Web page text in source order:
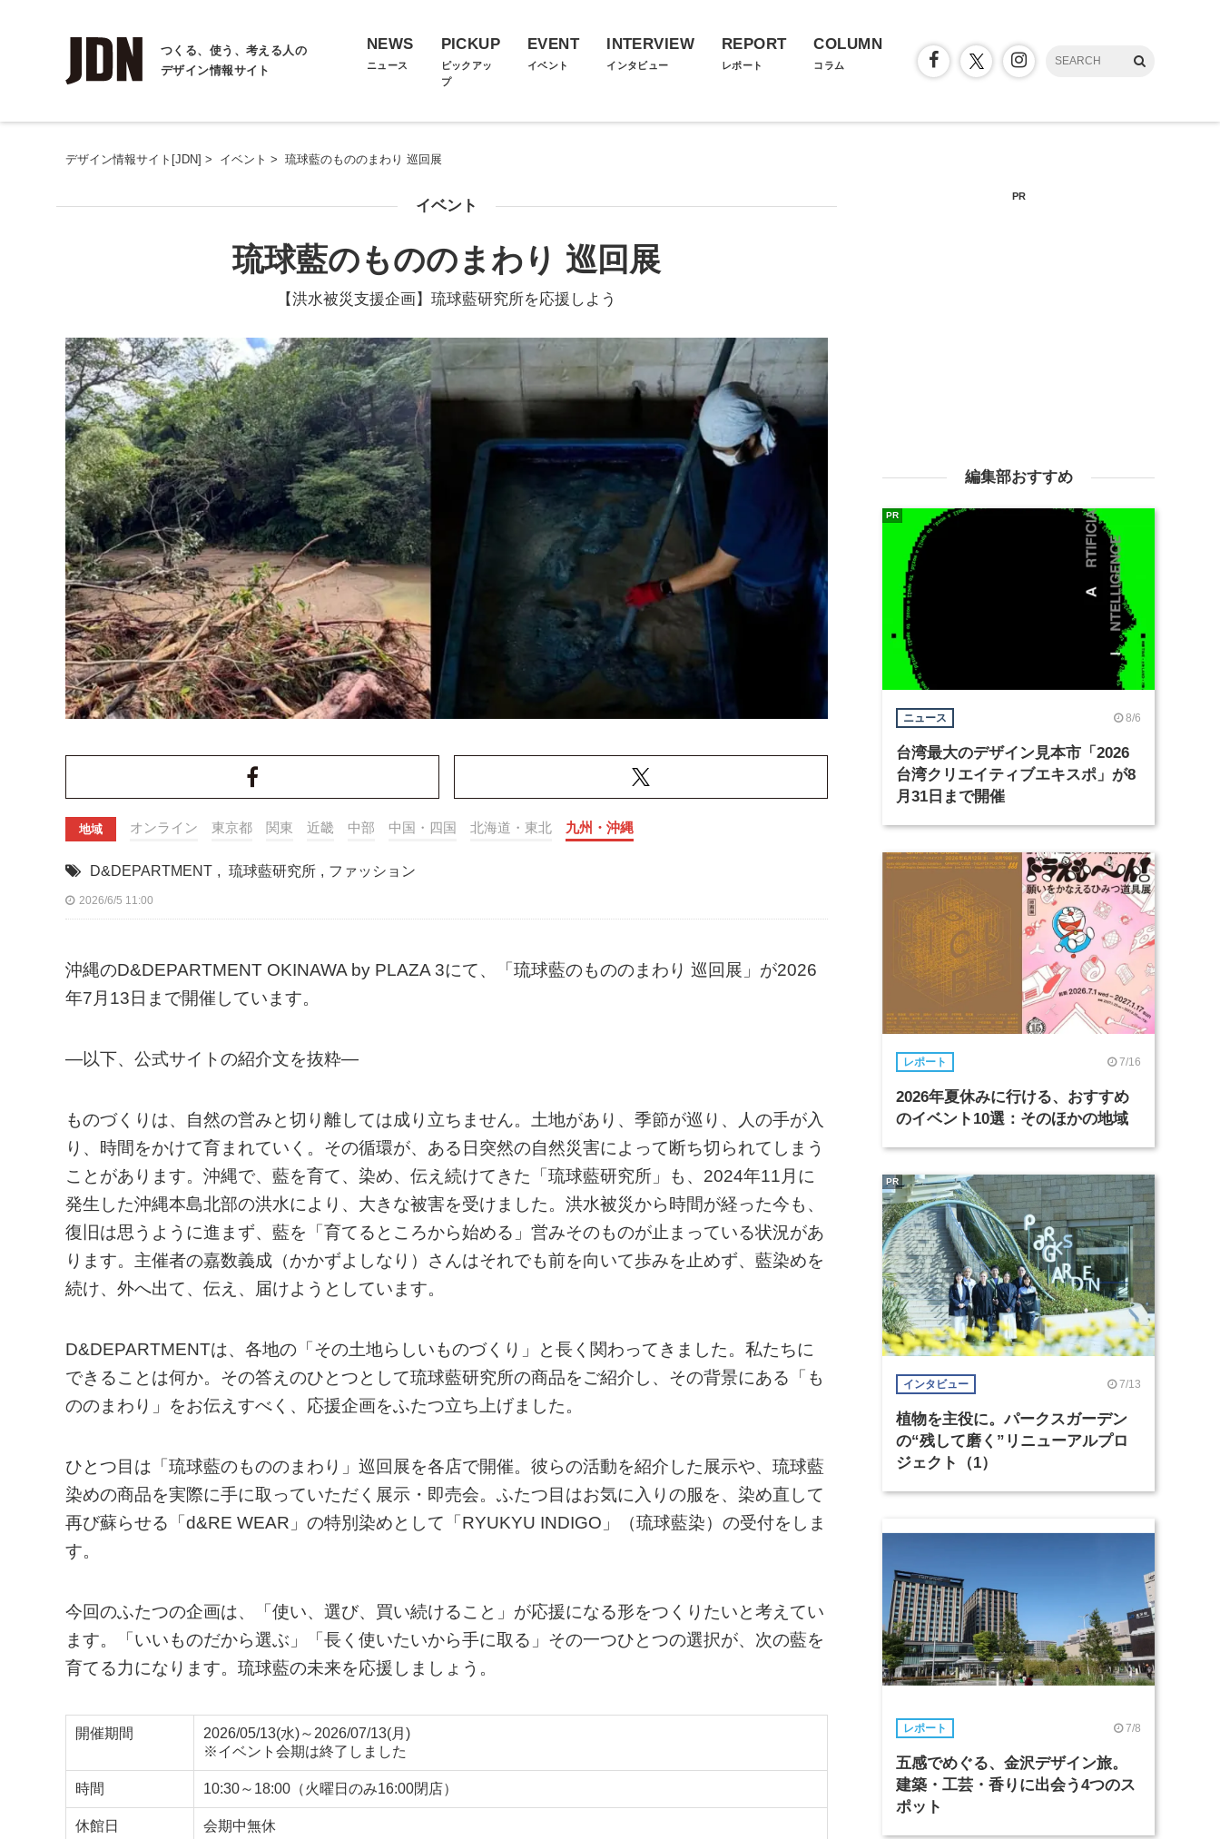
つくる、使う、考える人の
デザイン情報サイト
NEWS
ニュース
PICKUP
ピックアッ
プ
EVENT
イベント
INTERVIEW
インタビュー
REPORT
レポート
COLUMN
コラム
デザイン情報サイト[JDN] > イベント > 琉球藍のもののまわり 巡回展
イベント
琉球藍のもののまわり 巡回展
【洪水被災支援企画】琉球藍研究所を応援しよう
地域 オンライン 東京都 関東 近畿 中部 中国・四国 北海道・東北 九州・沖縄
D&DEPARTMENT , 琉球藍研究所 , ファッション
2026/6/5 11:00
沖縄のD&DEPARTMENT OKINAWA by PLAZA 3にて、「琉球藍のもののまわり 巡回展」が2026
年7月13日まで開催しています。
—以下、公式サイトの紹介文を抜粋—
ものづくりは、自然の営みと切り離しては成り立ちません。土地があり、季節が巡り、人の手が入
り、時間をかけて育まれていく。その循環が、ある日突然の自然災害によって断ち切られてしまう
ことがあります。沖縄で、藍を育て、染め、伝え続けてきた「琉球藍研究所」も、2024年11月に
発生した沖縄本島北部の洪水により、大きな被害を受けました。洪水被災から時間が経った今も、
復旧は思うように進まず、藍を「育てるところから始める」営みそのものが止まっている状況があ
ります。主催者の嘉数義成（かかずよしなり）さんはそれでも前を向いて歩みを止めず、藍染めを
続け、外へ出て、伝え、届けようとしています。
D&DEPARTMENTは、各地の「その土地らしいものづくり」と長く関わってきました。私たちに
できることは何か。その答えのひとつとして琉球藍研究所の商品をご紹介し、その背景にある「も
ののまわり」をお伝えすべく、応援企画をふたつ立ち上げました。
ひとつ目は「琉球藍のもののまわり」巡回展を各店で開催。彼らの活動を紹介した展示や、琉球藍
染めの商品を実際に手に取っていただく展示・即売会。ふたつ目はお気に入りの服を、染め直して
再び蘇らせる「d&RE WEAR」の特別染めとして「RYUKYU INDIGO」（琉球藍染）の受付をしま
す。
今回のふたつの企画は、「使い、選び、買い続けること」が応援になる形をつくりたいと考えてい
ます。「いいものだから選ぶ」「長く使いたいから手に取る」その一つひとつの選択が、次の藍を
育てる力になります。琉球藍の未来を応援しましょう。
開催期間
2026/05/13(水)～2026/07/13(月)
※イベント会期は終了しました
時間 10:30～18:00（火曜日のみ16:00閉店）
休館日 会期中無休
PR
編集部おすすめ
ニュース 8/6
台湾最大のデザイン見本市「2026
台湾クリエイティブエキスポ」が8
月31日まで開催
PR
レポート 7/16
2026年夏休みに行ける、おすすめ
のイベント10選：そのほかの地域
インタビュー 7/13
植物を主役に。パークスガーデン
の“残して磨く”リニューアルプロ
ジェクト（1）
PR
レポート 7/8
五感でめぐる、金沢デザイン旅。
建築・工芸・香りに出会う4つのス
ポット